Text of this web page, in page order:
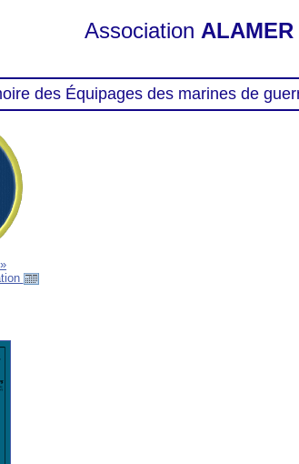
Association ALAMER
des Équipages des marines de